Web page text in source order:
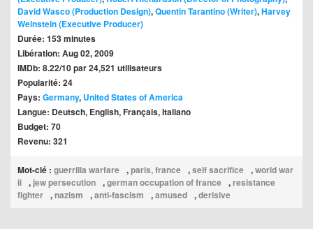
David Wasco (Production Design),Quentin Tarantino (Writer),Harvey
Weinstein (Executive Producer)
Durée: 153 minutes
Libération: Aug 02, 2009
IMDb: 8.22/10 par 24,521 utilisateurs
Popularité: 24
Pays: Germany, United States of America
Langue: Deutsch, English, Français, Italiano
Budget: 70
Revenu: 321
Mot-clé : guerrilla warfare ,paris, france ,self sacrifice ,world war
ii , jew persecution ,german occupation of france ,resistance
fighter ,nazism ,anti-fascism ,amused ,derisive